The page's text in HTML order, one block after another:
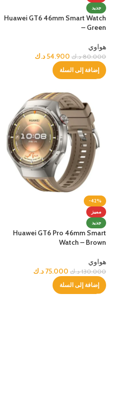
جديد
Huawei GT6 46mm Smart Watch
– Green
هواوي
80.000 د.ك 54.900د.ك
إضافة إلى السلة
-42%
مميز
جديد
Huawei GT6 Pro 46mm Smart
Watch – Brown
هواوي
130.000 د.ك 75.000 د.ك
إضافة إلى السلة